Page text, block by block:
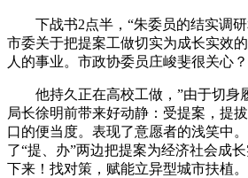
下战书2点半，“朱委员的结实调研
市委关于把提案工做切实为成长实效
人的事业。市政协委员庄峻斐很关心？
他持久正在高校工做，”由于切身
局长徐明前带来好动静：受提案，提
口的便当度。表现了意愿者的浅笑中
了“提、办”两边把提案为经济社会成
下来！找对策，赋能立异型城市扶植